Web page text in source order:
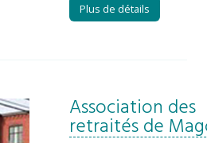
Plus de détails
Association des
retraités de